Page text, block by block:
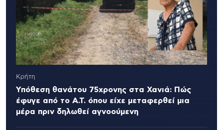
Κρήτη
Υπόθεση θανάτου 75χρονης στα Χανιά: Πώς
έφυγε από το Α.Τ. όπου είχε μεταφερθεί μια
μέρα πριν δηλωθεί αγνοούμενη